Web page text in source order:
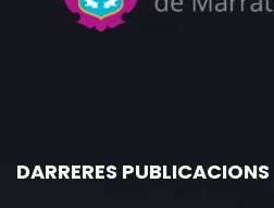
DARRERES PUBLICACIONS